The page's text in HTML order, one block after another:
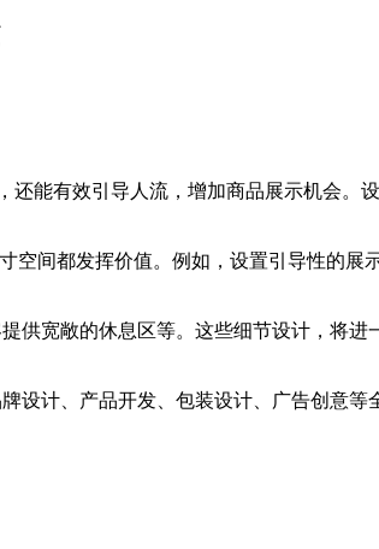
能有效引导人流，增加商品展示机会。
间都发挥价值。例如，设置引导性的展
宽敞的休息区等。这些细节设计，将进
计、产品开发、包装设计、广告创意等